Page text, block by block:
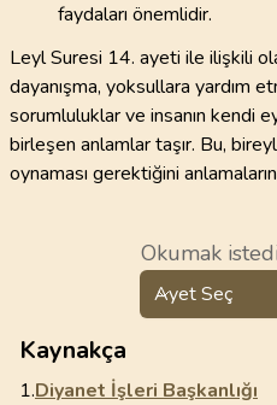
faydaları önemlidir.
Leyl Suresi 14. ayeti ile ilişkili
dayanışma, yoksullara yardım
sorumluluklar ve insanın kendi
birleşen anlamlar taşır. Bu,
oynaması gerektiğini
Okumak
Ayet Seç
Kaynakça
1.Diyanet İşleri Başkanlığı